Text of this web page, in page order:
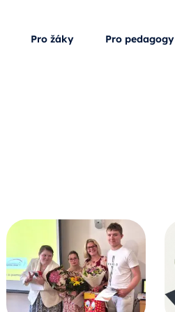
Pro žáky Pro pedagogy